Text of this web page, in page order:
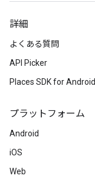
詳細
よくある質問
API Picker
Places SDK for Android
プラットフォーム
Android
iOS
Web